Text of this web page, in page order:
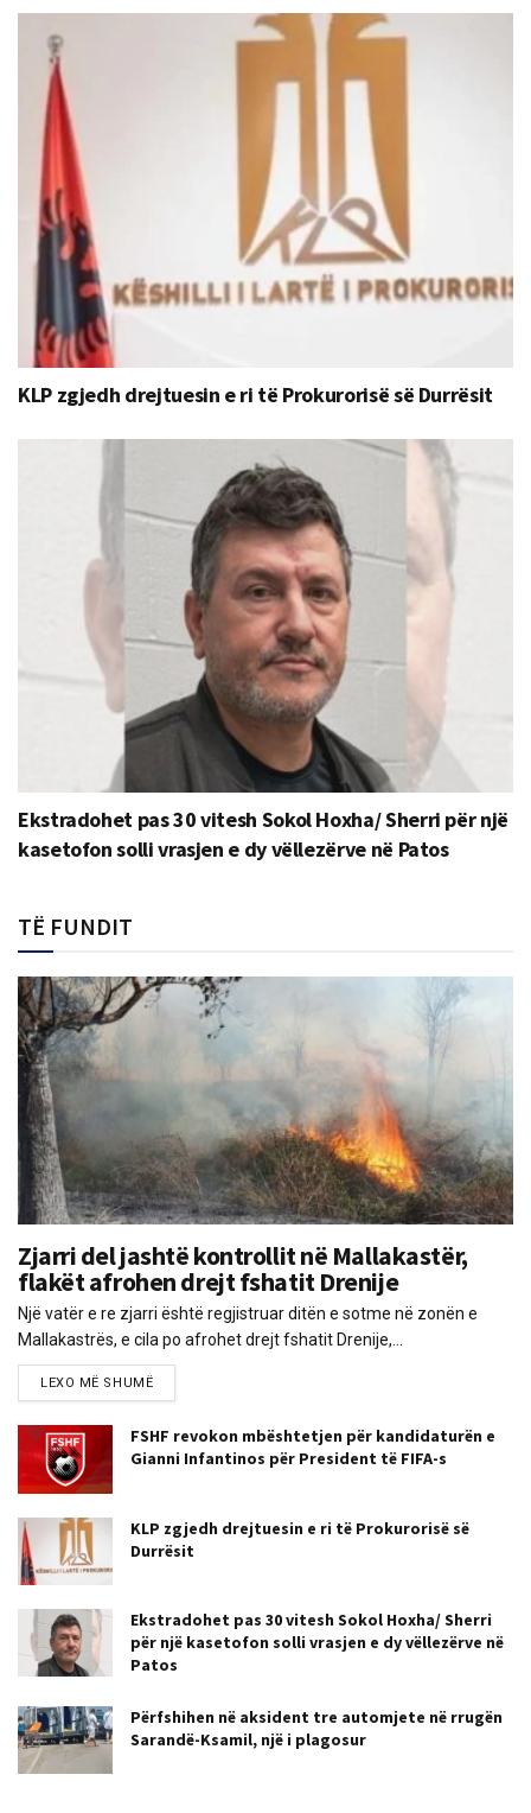
KLP zgjedh drejtuesin e ri të Prokurorisë së Durrësit
Ekstradohet pas 30 vitesh Sokol Hoxha/ Sherri për një
kasetofon solli vrasjen e dy vëllezërve në Patos
TË FUNDIT
Zjarri del jashtë kontrollit në Mallakastër,
flakët afrohen drejt fshatit Drenije
Një vatër e re zjarri është regjistruar ditën e sotme në zonën e
Mallakastrës, e cila po afrohet drejt fshatit Drenije,...
LEXO MË SHUMË
FSHF revokon mbështetjen për kandidaturën e
Gianni Infantinos për President të FIFA-s
KLP zgjedh drejtuesin e ri të Prokurorisë së
Durrësit
Ekstradohet pas 30 vitesh Sokol Hoxha/ Sherri
për një kasetofon solli vrasjen e dy vëllezërve në
Patos
Përfshihen në aksident tre automjete në rrugën
Sarandë-Ksamil, një i plagosur